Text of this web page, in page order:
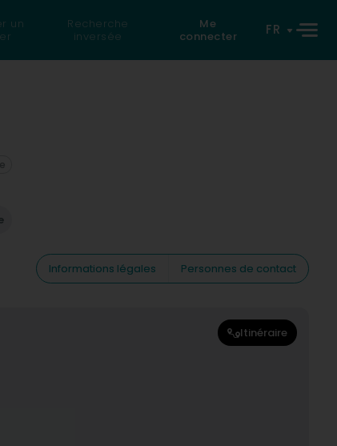
un
Recherche
inversée
Me
connecter
FR
Informations légales
Personnes de contact
Itinéraire